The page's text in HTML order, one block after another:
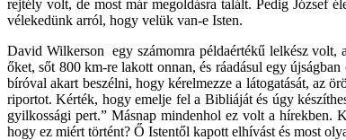
rejtély volt, de most már megoldásra talált. Pedig József
vélekedünk arról, hogy velük van-e Isten.
David Wilkerson egy számomra példaértékű lelkész volt,
őket, sőt 800 km-re lakott onnan, és ráadásul egy
bíróval akart beszélni, hogy kérelmezze a látogatását, az
riportot. Kérték, hogy emelje fel a Bibliáját és úgy
gyilkossági pert.” Másnap mindenhol ez volt a hírekben.
hogy ez miért történt? Ő Istentől kapott elhívást és most